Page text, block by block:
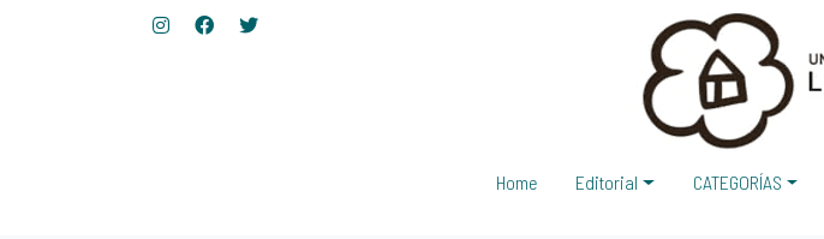
Home Editorial CATEGORÍAS